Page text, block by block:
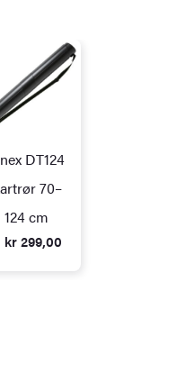
DT124
70–
124 cm
kr 299,00